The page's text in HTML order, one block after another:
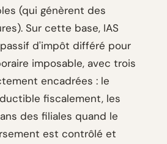
(qui génèrent des
Sur cette base, IAS
passif d'impôt différé pour
imposable, avec trois
encadrées : le
fiscalement, les
des filiales quand le
est contrôlé et